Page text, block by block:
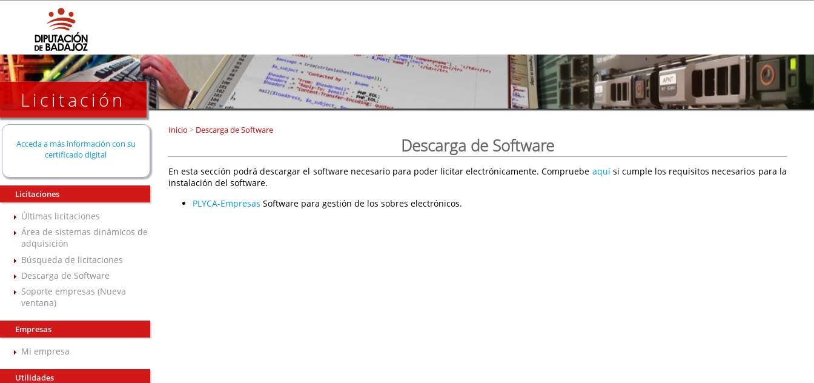
Licitación
Acceda a más información con su
certificado digital
Licitaciones
Últimas licitaciones
Área de sistemas dinámicos de
adquisición
Búsqueda de licitaciones
Descarga de Software
Soporte empresas (Nueva
ventana)
Empresas
Mi empresa
Utilidades
Inicio >Descarga de Software
Descarga de Software
En esta sección podrá descargar el software necesario para poder licitar electrónicamente. Compruebe aquísi cumple los requisitos necesarios para la
instalación del software.
PLYCA-Empresas Software para gestión de los sobres electrónicos.